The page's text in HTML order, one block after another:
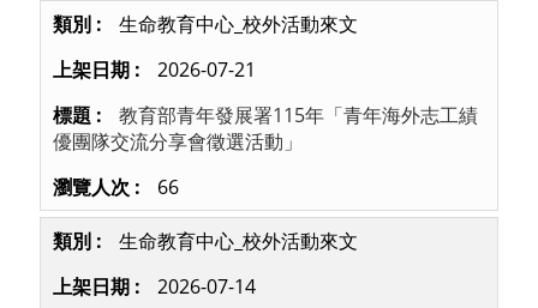
生命教育中心_校外活動來文
2026-07-21
教育部青年發展署115年「青年海外志工績
優團隊交流分享會徵選活動」
66
生命教育中心_校外活動來文
2026-07-14